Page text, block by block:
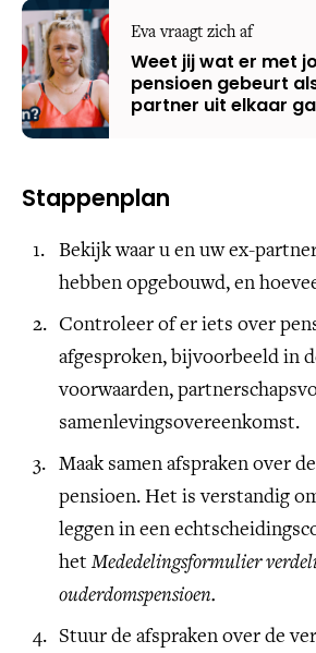
Eva vraagt zich af
Weet jij wat er met
pensioen gebeurt
partner uit elkaar
Stappenplan
Bekijk waar u en uw ex-
hebben opgebouwd, en
Controleer of er iets over
afgesproken, bijvoorbeeld in
voorwaarden,
samenlevingsovereenkomst.
Maak samen afspraken over
pensioen. Het is verstandig
leggen in een
hetMededelingsformulier
ouderdomspensioen.
Stuur de afspraken over de